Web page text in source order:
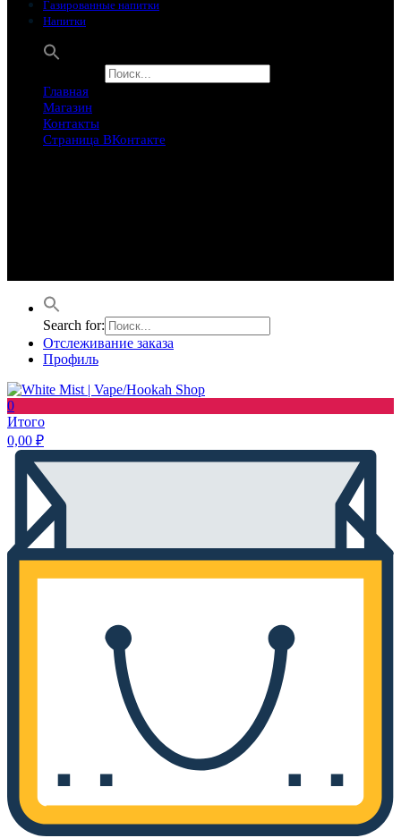
Газированные напитки
Напитки
Главная
Магазин
Контакты
Страница ВКонтакте
Search for:
Отслеживание заказа
Профиль
0
Итого
0,00 ₽